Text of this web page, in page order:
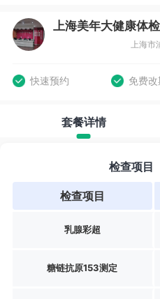
快速预约 免费改
套餐详情
检查项目
检查项目
乳腺彩超
糖链抗原153测定